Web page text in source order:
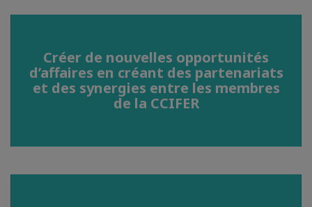
Créer de nouvelles opportunités
d’affaires en créant des partenariats
et des synergies entre les membres
de la CCIFER